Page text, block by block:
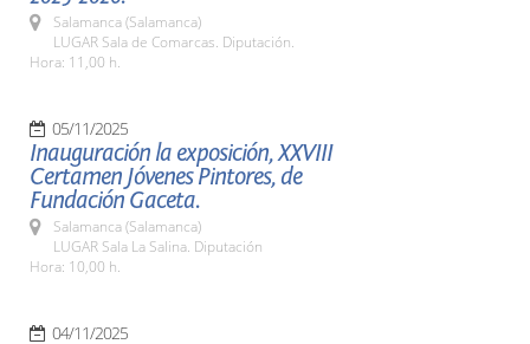
Salamanca (Salamanca)
LUGAR Sala de Comarcas. Diputación.
Hora: 11,00 h.
05/11/2025
Inauguración la exposición, XXVIII
Certamen Jóvenes Pintores, de
Fundación Gaceta.
Salamanca (Salamanca)
LUGAR Sala La Salina. Diputación
Hora: 10,00 h.
04/11/2025